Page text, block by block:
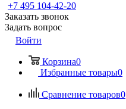
+7 495 104-42-20
Заказать звонок
Задать вопрос
Войти
Корзина0
Избранные товары0
Сравнение товаров0